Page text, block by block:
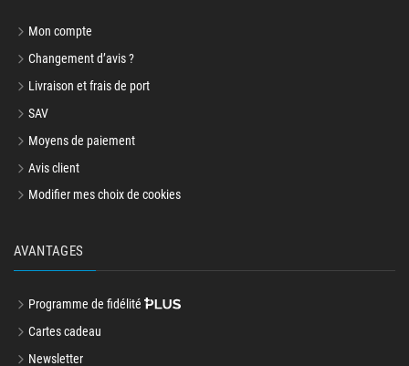
Mon compte
Changement d’avis ?
Livraison et frais de port
SAV
Moyens de paiement
Avis client
Modifier mes choix de cookies
AVANTAGES
Programme de fidélité
Cartes cadeau
Newsletter